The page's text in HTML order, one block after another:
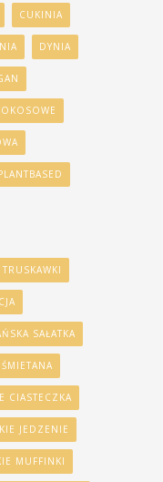
CUKINIA
DYNIA
TRUSKAWKI
SAŁATKA
CIASTECZKA
JEDZENIE
MUFFINKI